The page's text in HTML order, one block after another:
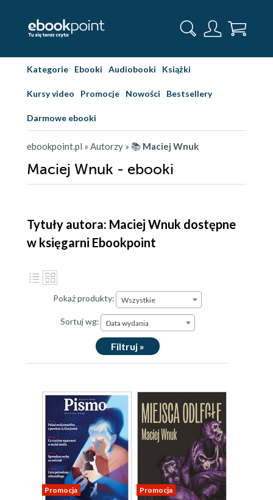
Kategorie Ebooki Audiobooki Książki
Kursy video Promocje Nowości Bestsellery
Darmowe ebooki
ebookpoint.pl » Autorzy » 📚 Maciej Wnuk
Maciej Wnuk - ebooki
Tytuły autora: Maciej Wnuk dostępne
w księgarni Ebookpoint
Pokaż produkty: Wszystkie
Sortuj wg: Data wydania
Filtruj »
Promocja Promocja